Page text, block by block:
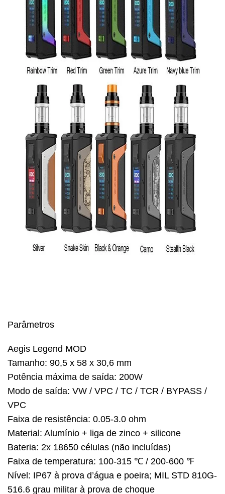
Parâmetros
Aegis Legend MOD
Tamanho: 90,5 x 58 x 30,6 mm
Potência máxima de saída: 200W
Modo de saída: VW / VPC / TC / TCR / BYPASS /
VPC
Faixa de resistência: 0.05-3.0 ohm
Material: Alumínio + liga de zinco + silicone
Bateria: 2x 18650 células (não incluídas)
Faixa de temperatura: 100-315 ℃ / 200-600 ℉
Nível: IP67 à prova d’água e poeira; MIL STD 810G-
516.6 grau militar à prova de choque